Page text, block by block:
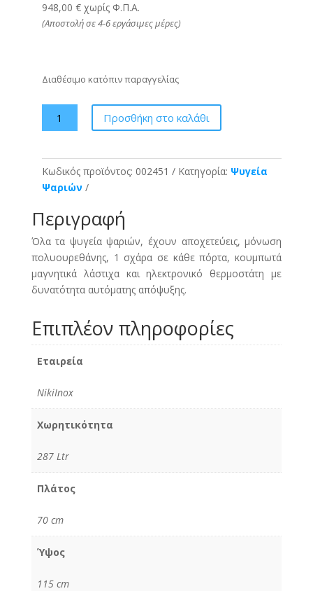
948,00 € χωρίς Φ.Π.Α.
(Αποστολή σε 4-6 εργάσιμες μέρες)
Διαθέσιμο κατόπιν παραγγελίας
NikiInox
Ψυγείο
Αποθήκη
ψαριών
PS
089K
ποσότητα
Προσθήκη στο καλάθι
Κωδικός προϊόντος: 002451 Κατηγορία: Ψυγεία
Ψαριών
Περιγραφή
Όλα τα ψυγεία ψαριών, έχουν αποχετεύεις, μόνωση
πολυουρεθάνης, 1 σχάρα σε κάθε πόρτα, κουμπωτά
μαγνητικά λάστιχα και ηλεκτρονικό θερμοστάτη με
δυνατότητα αυτόματης απόψυξης.
Επιπλέον πληροφορίες
Εταιρεία
NikiInox
Χωρητικότητα
287 Ltr
Πλάτος
70 cm
Ύψος
115 cm